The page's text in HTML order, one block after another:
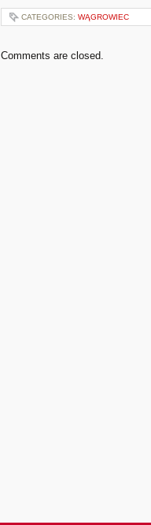
CATEGORIES: WĄGROWIEC
Comments are closed.